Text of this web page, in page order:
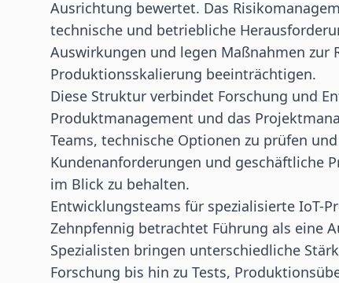
Ausrichtung bewertet. Das
technische und betriebliche
Auswirkungen und legen Maßnahmen
Produktionsskalierung beeinträchtigen.
Diese Struktur verbindet Forschung und
Produktmanagement und das
Teams, technische Optionen zu prüfen
Kundenanforderungen und geschäftliche
im Blick zu behalten.
Entwicklungsteams für spezialisierte IoT-
Zehnpfennig betrachtet Führung als eine
Spezialisten bringen unterschiedliche
Forschung bis hin zu Tests,